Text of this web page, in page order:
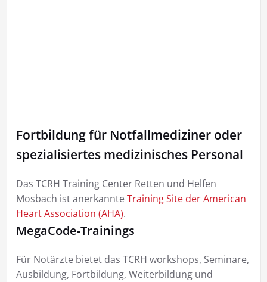
Fortbildung für Notfallmediziner oder
spezialisiertes medizinisches Personal
Das TCRH Training Center Retten und Helfen
Mosbach ist anerkannteTraining Site der American
Heart Association (AHA).
MegaCode-Trainings
Für Notärzte bietet das TCRH workshops, Seminare,
Ausbildung, Fortbildung, Weiterbildung und